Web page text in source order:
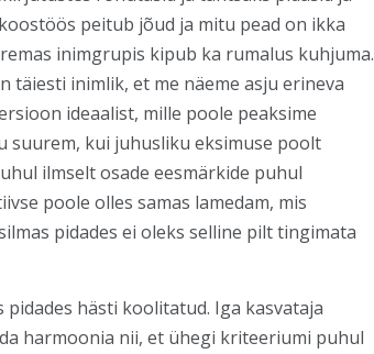
peitub jõud ja mitu pead on ikka
inimgrupis kipub ka rumalus kuhjuma.
täiesti inimlik, et me näeme asju erineva
ideaalist, mille poole peaksime
suurem, kui juhusliku eksimuse poolt
ilmselt osade eesmärkide puhul
poole olles samas lamedam, mis
pidades ei oleks selline pilt tingimata
hästi koolitatud. Iga kasvataja
harmoonia nii, et ühegi kriteeriumi puhul